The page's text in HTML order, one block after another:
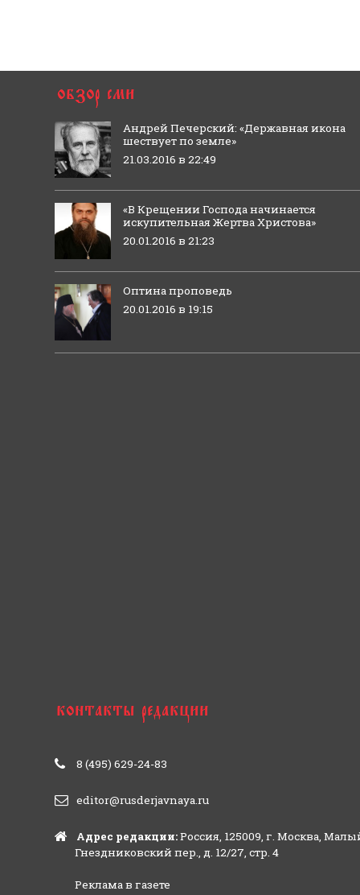
Андрей Печерский: «Державная икона
шествует по земле»
21.03.2016 в 22:49
«В Крещении Господа начинается
искупительная Жертва Христова»
20.01.2016 в 21:23
Оптина проповедь
20.01.2016 в 19:15
8 (495) 629-24-83
editor@rusderjavnaya.ru
Адрес редакции:Россия, 125009, г. Москва,
Гнездниковский пер., д. 12/27, стр. 4
Реклама в газете